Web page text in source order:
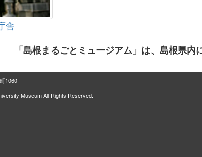
舎
「島根まるごとミュージアム」は、島根県
1060
Museum All Rights Reserved.